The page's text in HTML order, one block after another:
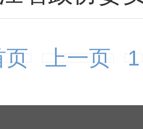
页 上一页 1